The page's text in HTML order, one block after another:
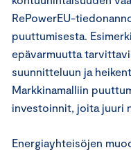
RePowerEU-
puuttumisesta.
epävarmuutta
suunnitteluun ja
Markkinamalliin
investoinnit, joita juuri
Energiayhteisöjen